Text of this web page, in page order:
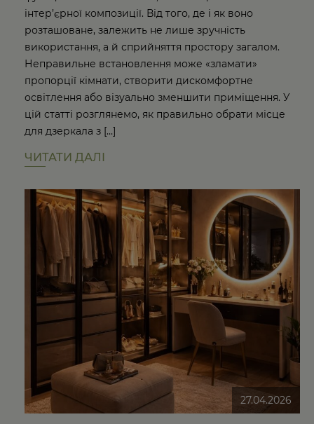
інтер’єрної композиції. Від того, де і як воно
розташоване, залежить не лише зручність
використання, а й сприйняття простору загалом.
Неправильне встановлення може «зламати»
пропорції кімнати, створити дискомфортне
освітлення або візуально зменшити приміщення. У
цій статті розглянемо, як правильно обрати місце
для дзеркала з […]
ЧИТАТИ ДАЛІ
27.04.2026